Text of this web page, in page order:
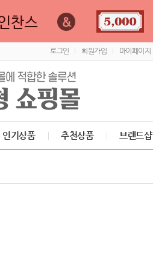
로그인 회원가입 마이페이지
인기상품 추천상품 브랜드샵